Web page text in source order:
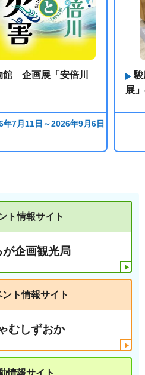
表示
館 企画展「安倍川
年7月11日～2026年9月6日
駿
展
ト情報サイト
が企画観光局
ト情報サイト
むしずおか